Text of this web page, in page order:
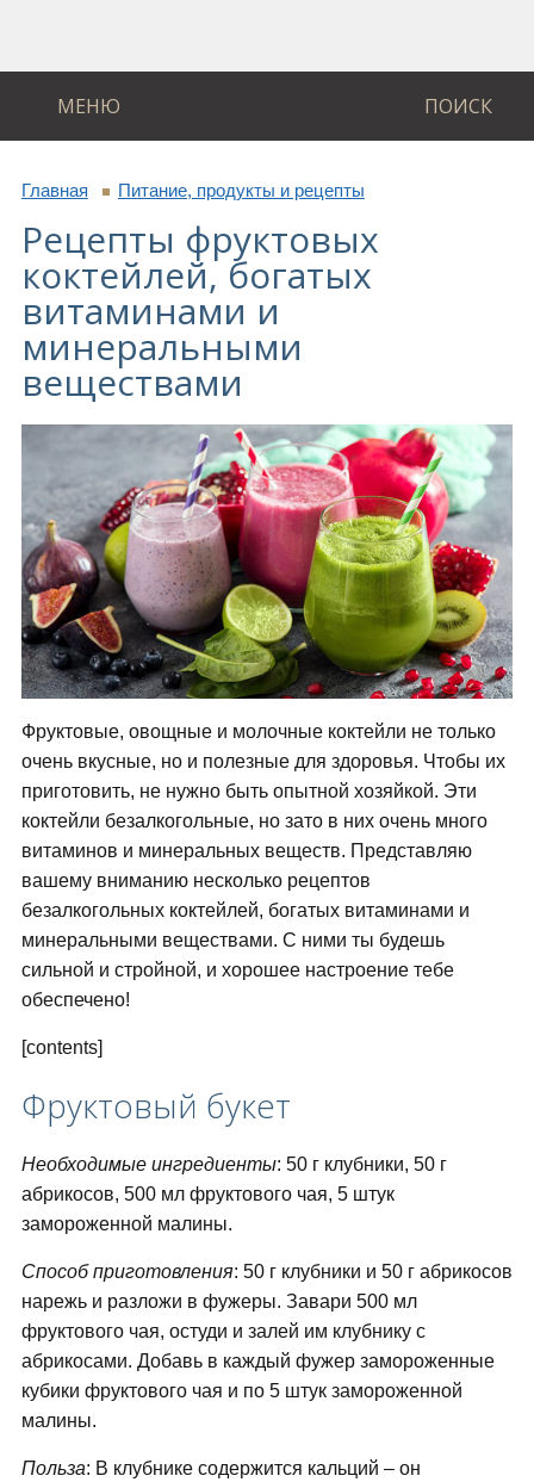
МЕНЮ ПОИСК
Главная Питание, продукты и рецепты
Рецепты фруктовых
коктейлей, богатых
витаминами и
минеральными
веществами
Фруктовые, овощные и молочные коктейли не только
очень вкусные, но и полезные для здоровья. Чтобы их
приготовить, не нужно быть опытной хозяйкой. Эти
коктейли безалкогольные, но зато в них очень много
витаминов и минеральных веществ. Представляю
вашему вниманию несколько рецептов
безалкогольных коктейлей, богатых витаминами и
минеральными веществами. С ними ты будешь
сильной и стройной, и хорошее настроение тебе
обеспечено!
[contents]
Фруктовый букет
Необходимые ингредиенты: 50 г клубники, 50 г
абрикосов, 500 мл фруктового чая, 5 штук
замороженной малины.
Способ приготовления: 50 г клубники и 50 г абрикосов
нарежь и разложи в фужеры. Завари 500 мл
фруктового чая, остуди и залей им клубнику с
абрикосами. Добавь в каждый фужер замороженные
кубики фруктового чая и по 5 штук замороженной
малины.
Польза: В клубнике содержится кальций – он